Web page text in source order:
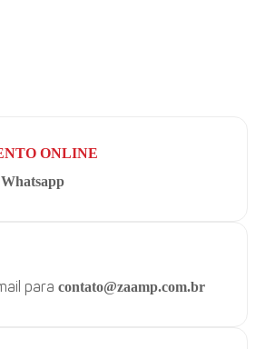
ONLINE
Whatsapp
para contato@zaamp.com.br